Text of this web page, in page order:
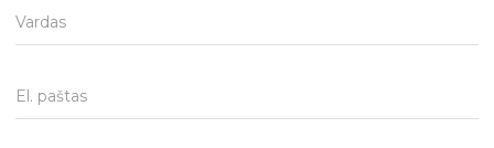
Vardas
El. paštas